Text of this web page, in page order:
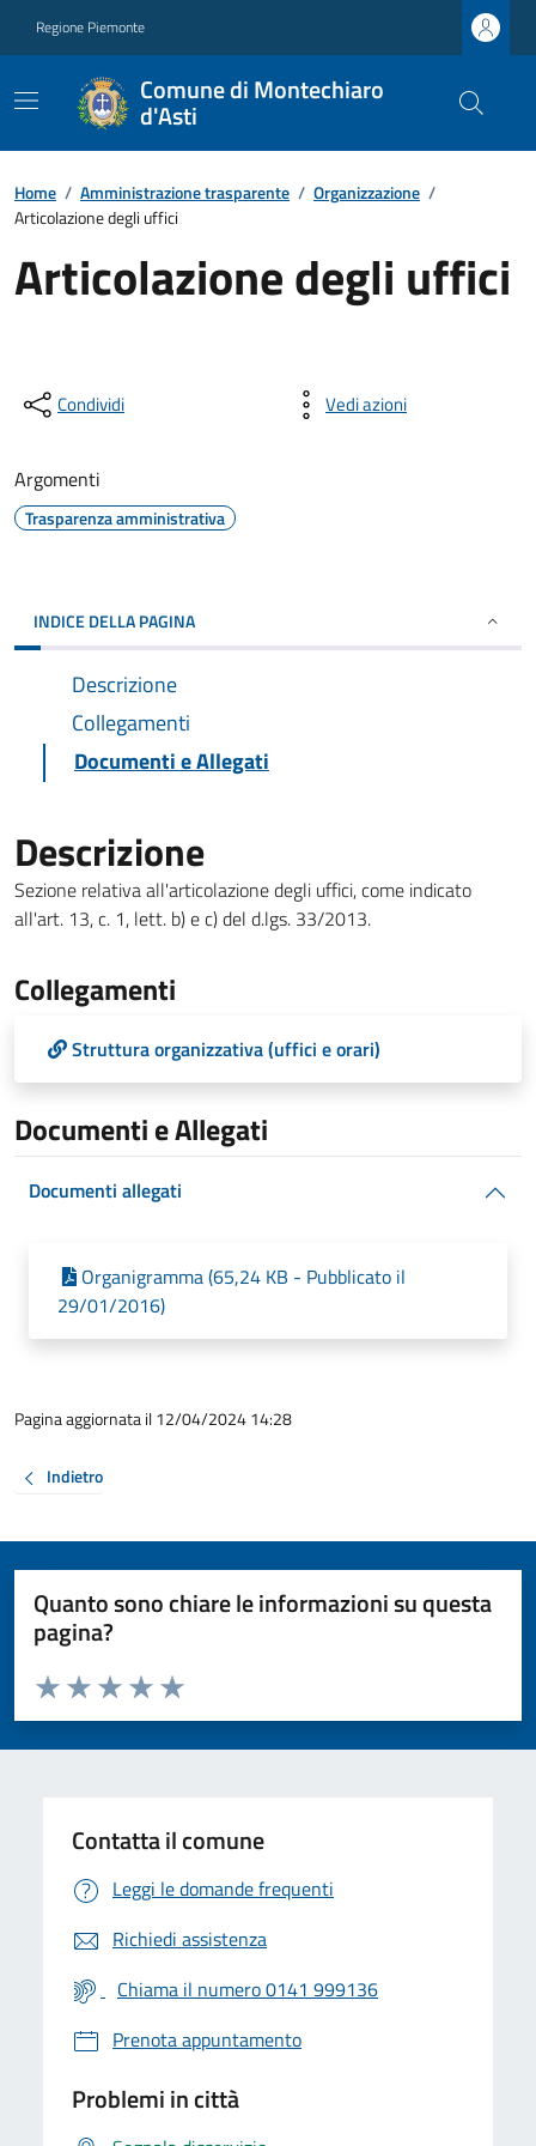
Regione Piemonte
Comune di Montechiaro
d'Asti
Home / Amministrazione trasparente / Organizzazione /
Articolazione degli uffici
Articolazione degli uffici
Condividi Vedi azioni
Argomenti
Trasparenza amministrativa
INDICE DELLA PAGINA
Descrizione
Collegamenti
Documenti e Allegati
Descrizione
Sezione relativa all'articolazione degli uffici, come indicato
all'art. 13, c. 1, lett. b) e c) del d.lgs. 33/2013.
Collegamenti
Struttura organizzativa (uffici e orari)
Documenti e Allegati
Documenti allegati
Organigramma (65,24 KB - Pubblicato il
29/01/2016)
Pagina aggiornata il 12/04/2024 14:28
Indietro
Quanto sono chiare le informazioni su questa
pagina?
Valuta da 1 a 5 stelle la pagina
Valuta 5 stelle su 5
Valuta 4 stelle su 5
Valuta 3 stelle su 5
Valuta 2 stelle su 5
Valuta 1 stelle su 5
Contatta il comune
Leggi le domande frequenti
Richiedi assistenza
Chiama il numero 0141 999136
Prenota appuntamento
Problemi in città